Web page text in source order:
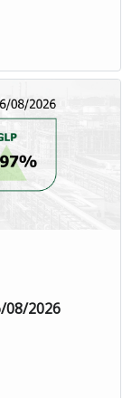
08/2026